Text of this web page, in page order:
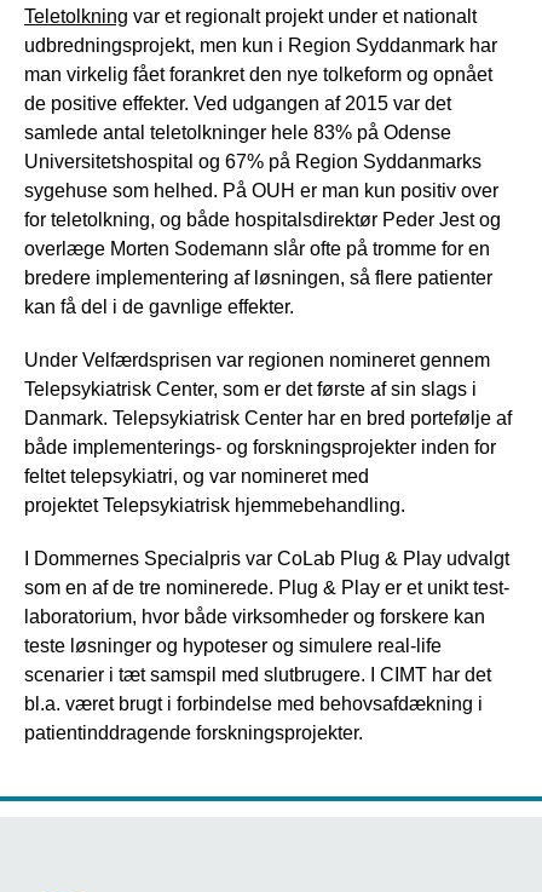
Teletolkning var et regionalt projekt under et nationalt
udbredningsprojekt, men kun i Region Syddanmark har
man virkelig fået forankret den nye tolkeform og opnået
de positive effekter. Ved udgangen af 2015 var det
samlede antal teletolkninger hele 83% på Odense
Universitetshospital og 67% på Region Syddanmarks
sygehuse som helhed. På OUH er man kun positiv over
for teletolkning, og både hospitalsdirektør Peder Jest og
overlæge Morten Sodemann slår ofte på tromme for en
bredere implementering af løsningen, så flere patienter
kan få del i de gavnlige effekter.
Under Velfærdsprisen var regionen nomineret gennem
Telepsykiatrisk Center, som er det første af sin slags i
Danmark. Telepsykiatrisk Center har en bred portefølje af
både implementerings- og forskningsprojekter inden for
feltet telepsykiatri, og var nomineret med
projektet Telepsykiatrisk hjemmebehandling.
I Dommernes Specialpris var CoLab Plug & Play udvalgt
som en af de tre nominerede. Plug & Play er et unikt test-
laboratorium, hvor både virksomheder og forskere kan
teste løsninger og hypoteser og simulere real-life
scenarier i tæt samspil med slutbrugere. I CIMT har det
bl.a. været brugt i forbindelse med behovsafdækning i
patientinddragende forskningsprojekter.